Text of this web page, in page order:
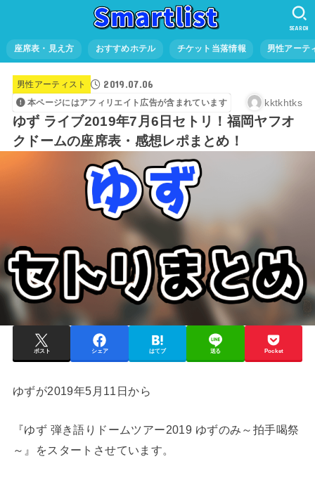
座席表・見え方 おすすめホテル チケット当落情報 男性アーテ
SEARCH
男性アーティスト 2019.07.06
本ページにはアフィリエイト広告が含まれています kktkhtks
ゆず ライブ2019年7月6日セトリ！福岡ヤフオ
クドームの座席表・感想レポまとめ！
ポスト シェア はてブ 送る Pocket
ゆずが2019年5月11日から
『ゆず 弾き語りドームツアー2019 ゆずのみ～拍手喝祭
～』をスタートさせています。